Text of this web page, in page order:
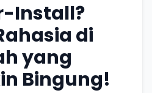
Install?
di
yang
Bingung!